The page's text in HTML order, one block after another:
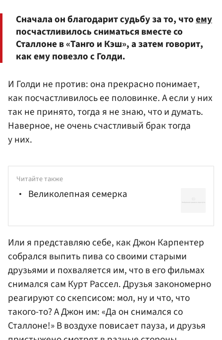
Сначала он благодарит судьбу за то, чтоему
посчастливилось сниматься вместе со
Сталлоне в «Танго и Кэш», а затем говорит,
как ему повезло с Голди.
И Голди не против: она прекрасно понимает,
как посчастливилось ее половинке. А если у них
так не принято, тогда я не знаю, что и думать.
Наверное, не очень счастливый брак тогда
у них.
Читайте также
Великолепная семерка
Или я представляю себе, какДжон Карпентер
собрался выпить пива со своими старыми
друзьями и похваляется им, что в его фильмах
снимался сам Курт Рассел. Друзья закономерно
реагируют со скепсисом: мол, ну и что, что
такого-то? А Джон им: «Да он снимался со
Сталлоне!» В воздухе повисает пауза, и друзья